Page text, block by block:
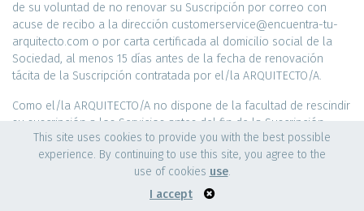
de su voluntad de no renovar su Suscripción por correo con
acuse de recibo a la dirección customerservice@encuentra-tu-
arquitecto.com o por carta certificada al domicilio social de la
Sociedad, al menos 15 días antes de la fecha de renovación
tácita de la Suscripción contratada por el/la ARQUITECTO/A.
Como el/la ARQUITECTO/A no dispone de la facultad de rescindir
su suscripción a los Servicios antes del fin de la Suscripción,
el/la Arquitecto/a deberá cumplir con los pagos, como se
establece en los artículos 5 y 6 de las presentes CGPS.
This site uses cookies to provide you with the best possible
experience. By continuing to use this site, you agree to the
use of cookies use.
I accept